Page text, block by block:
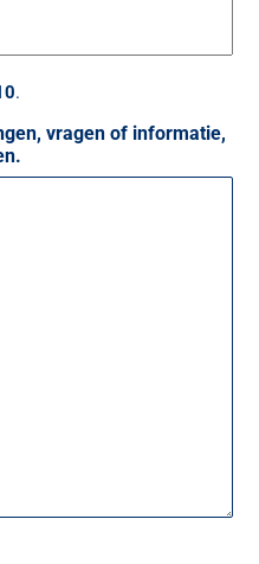
.
vragen of informatie,